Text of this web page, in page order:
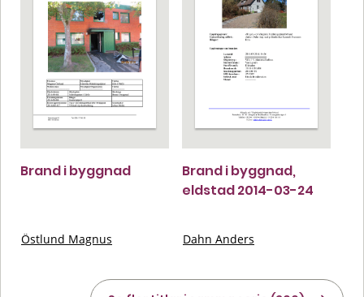
Brand i byggnad
Östlund Magnus
Brand i byggnad,
eldstad 2014-03-24
Dahn Anders